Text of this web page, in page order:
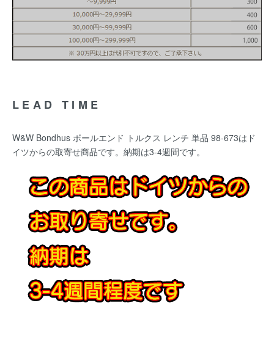
LEAD TIME
W&W Bondhus ボールエンド トルクス レンチ 単品 98-673はド
イツからの取寄せ商品です。納期は3-4週間です。